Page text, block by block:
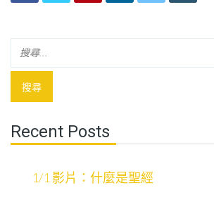
Recent Posts
1/1 影片：什麼是聖經